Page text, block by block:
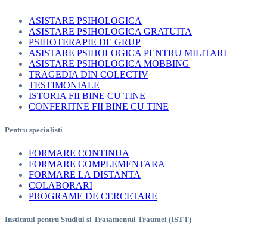
ASISTARE PSIHOLOGICA
ASISTARE PSIHOLOGICA GRATUITA
PSIHOTERAPIE DE GRUP
ASISTARE PSIHOLOGICA PENTRU MILITARI
ASISTARE PSIHOLOGICA MOBBING
TRAGEDIA DIN COLECTIV
TESTIMONIALE
ISTORIA FII BINE CU TINE
CONFERITNE FII BINE CU TINE
Pentru specialisti
FORMARE CONTINUA
FORMARE COMPLEMENTARA
FORMARE LA DISTANTA
COLABORARI
PROGRAME DE CERCETARE
Institutul pentru Studiul si Tratamentul Traumei (ISTT)